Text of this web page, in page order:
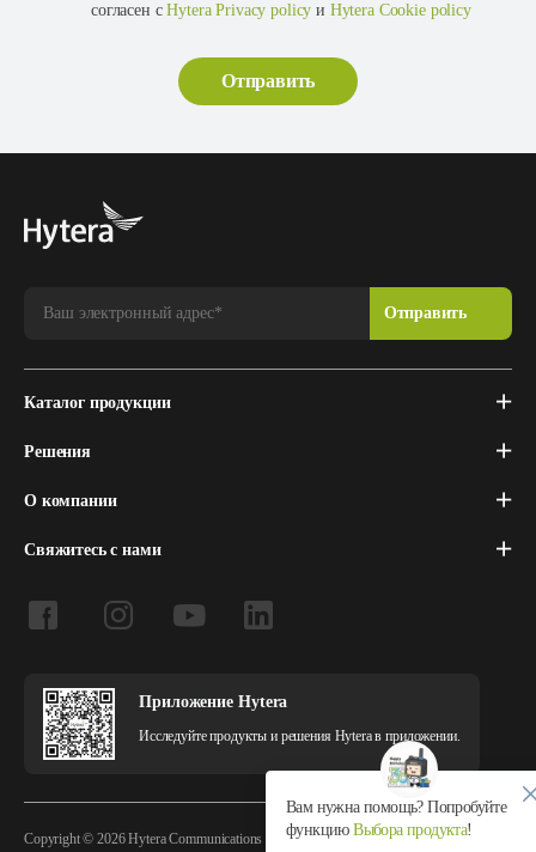
согласен сHytera Privacy policy и Hytera Cookie policy
Каталог продукции
Решения
О компании
Свяжитесь с нами
Приложение Hytera
Исследуйте продукты и решения Hytera в приложении.
Copyright © 2026 Hytera Communications Corporation Limited All Rights Reserved
Вам нужна помощь? Попробуйте
функциюВыбора продукта!